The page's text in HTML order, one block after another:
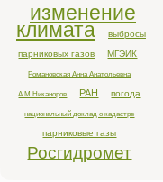
изменение
климата
выбросы
парниковых газов
МГЭИК
Романовская Анна Анатольевна
А.М.Никаноров РАН погода
национальный доклад о кадастре
парниковые газы
Росгидромет